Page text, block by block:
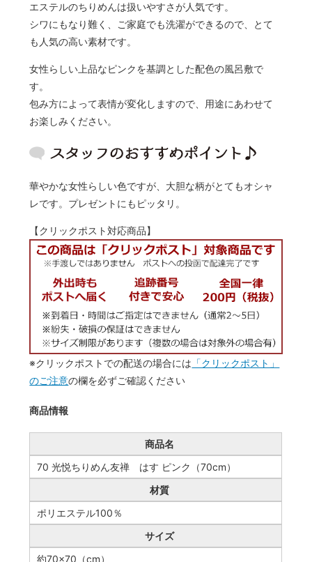
エステルのちりめんは扱いやすさが人気です。
シワにもなり難く、ご家庭でも洗濯ができるので、とて
も人気の高い素材です。
女性らしい上品なピンクを基調とした配色の風呂敷で
す。
包み方によって表情が変化しますので、用途にあわせて
お楽しみください。
華やかな女性らしい色ですが、大胆な柄がとてもオシャ
レです。プレゼントにもピッタリ。
【クリックポスト対応商品】
※クリックポストでの配送の場合には 「クリックポスト」
のご注意の欄を必ずご確認ください
商品情報
商品名
70 光悦ちりめん友禅 はす ピンク（70cm）
材質
ポリエステル100％
サイズ
約70×70（cm）